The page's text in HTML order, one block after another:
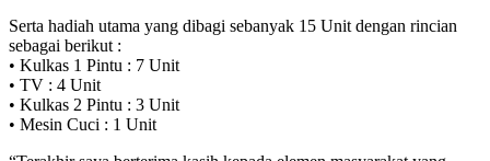
Serta hadiah utama yang dibagi sebanyak 15 Unit dengan rincian
sebagai berikut :
• Kulkas 1 Pintu : 7 Unit
• TV : 4 Unit
• Kulkas 2 Pintu : 3 Unit
• Mesin Cuci : 1 Unit